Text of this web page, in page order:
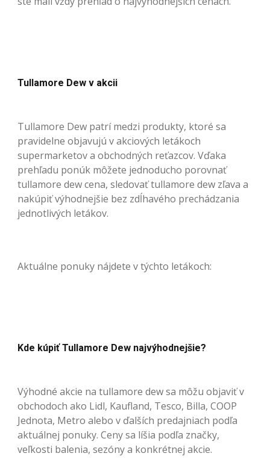
Tullamore Dew v akcii
Tullamore Dew patrí medzi produkty, ktoré sa
pravidelne objavujú v akciových letákoch
supermarketov a obchodných reťazcov. Vďaka
prehľadu ponúk môžete jednoducho porovnať
tullamore dew cena, sledovať tullamore dew zľava a
nakúpiť výhodnejšie bez zdĺhavého prechádzania
jednotlivých letákov.
Aktuálne ponuky nájdete v týchto letákoch:
Kde kúpiť Tullamore Dew najvýhodnejšie?
Výhodné akcie na tullamore dew sa môžu objaviť v
obchodoch ako Lidl, Kaufland, Tesco, Billa, COOP
Jednota, Metro alebo v ďalších predajniach podľa
aktuálnej ponuky. Ceny sa líšia podľa značky,
veľkosti balenia, sezóny a konkrétnej akcie.